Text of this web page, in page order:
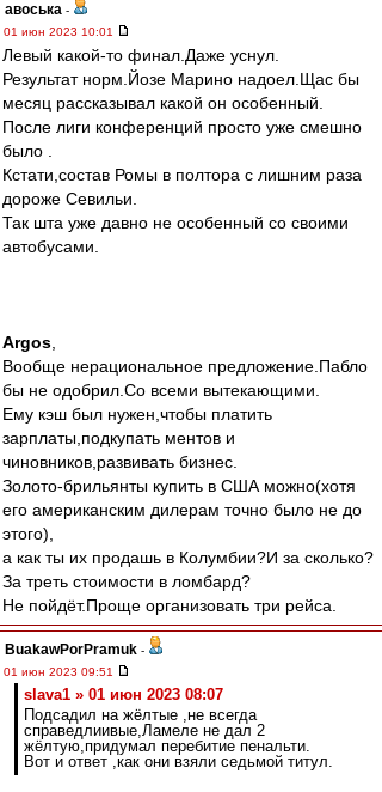
авоська -
01 июн 2023 10:01
Левый какой-то финал.Даже уснул.
Результат норм.Йозе Марино надоел.Щас бы
месяц рассказывал какой он особенный.
После лиги конференций просто уже смешно
было .
Кстати,состав Ромы в полтора с лишним раза
дороже Севильи.
Так шта уже давно не особенный со своими
автобусами.
Argos
Вообще нерациональное предложение.Пабло
бы не одобрил.Со всеми вытекающими.
Ему кэш был нужен,чтобы платить
зарплаты,подкупать ментов и
чиновников,развивать бизнес.
Золото-брильянты купить в США можно(хотя
его американским дилерам точно было не до
этого),
а как ты их продашь в Колумбии?И за сколько?
За треть стоимости в ломбард?
Не пойдёт.Проще организовать три рейса.
BuakawPorPramuk -
01 июн 2023 09:51
slava1 » 01 июн 2023 08:07
Подсадил на жёлтые ,не всегда
справедлиивые,Ламеле не дал 2
жёлтую,придумал перебитие пенальти.
Вот и ответ ,как они взяли седьмой титул.